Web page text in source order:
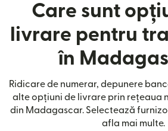
Care sunt
livrare pentru
în
Ridicare de numerar, depunere
alte opțiuni de livrare prin rețeaua
din Madagascar. Selectează
afla mai multe.